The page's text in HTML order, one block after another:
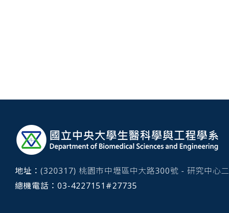
地址： (320317) 桃園市中壢區中大路300號 - 研究中心
總機電話： 03-4227151#27735